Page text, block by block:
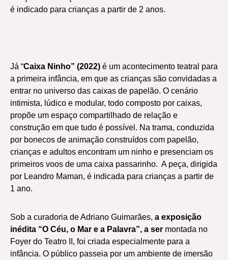
é indicado para crianças a partir de 2 anos.
Já “Caixa Ninho” (2022) é um acontecimento teatral para
a primeira infância, em que as crianças são convidadas a
entrar no universo das caixas de papelão. O cenário
intimista, lúdico e modular, todo composto por caixas,
propõe um espaço compartilhado de relação e
construção em que tudo é possível. Na trama, conduzida
por bonecos de animação construídos com papelão,
crianças e adultos encontram um ninho e presenciam os
primeiros voos de uma caixa passarinho. A peça, dirigida
por Leandro Maman, é indicada para crianças a partir de
1 ano.
Sob a curadoria de Adriano Guimarães, a exposição
inédita “O Céu, o Mar e a Palavra”, a ser montada no
Foyer do Teatro II, foi criada especialmente para a
infância. O público passeia por um ambiente de imersão